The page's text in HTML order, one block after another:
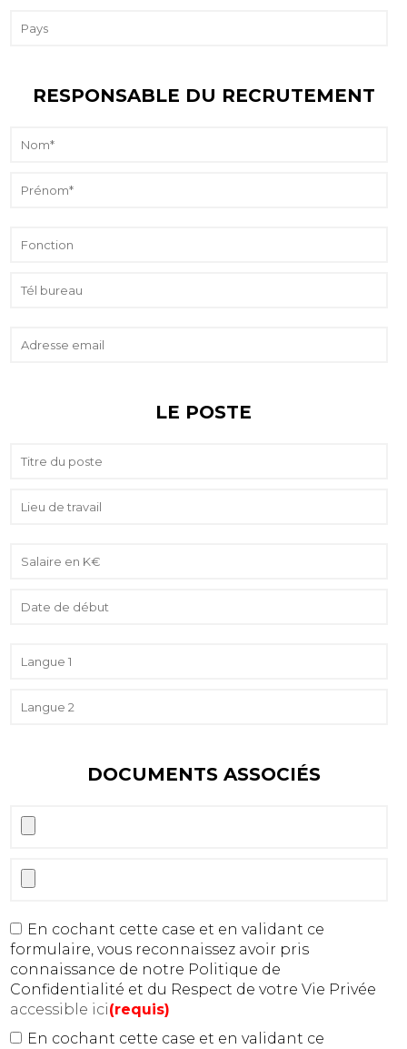
RESPONSABLE DU RECRUTEMENT
LE POSTE
DOCUMENTS ASSOCIÉS
En cochant cette case et en validant ce
formulaire, vous reconnaissez avoir pris
connaissance de notre Politique de
Confidentialité et du Respect de votre Vie Privée
accessible ici(requis)
En cochant cette case et en validant ce